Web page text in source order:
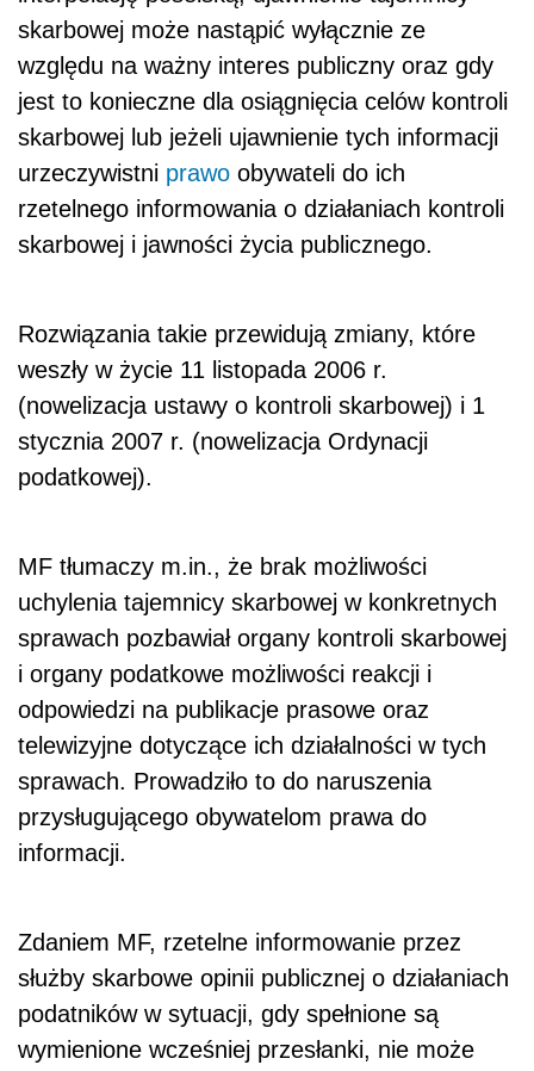
skarbowej może nastąpić wyłącznie ze
względu na ważny interes publiczny oraz gdy
jest to konieczne dla osiągnięcia celów kontroli
skarbowej lub jeżeli ujawnienie tych informacji
urzeczywistni prawo obywateli do ich
rzetelnego informowania o działaniach kontroli
skarbowej i jawności życia publicznego.
Rozwiązania takie przewidują zmiany, które
weszły w życie 11 listopada 2006 r.
(nowelizacja ustawy o kontroli skarbowej) i 1
stycznia 2007 r. (nowelizacja Ordynacji
podatkowej).
MF tłumaczy m.in., że brak możliwości
uchylenia tajemnicy skarbowej w konkretnych
sprawach pozbawiał organy kontroli skarbowej
i organy podatkowe możliwości reakcji i
odpowiedzi na publikacje prasowe oraz
telewizyjne dotyczące ich działalności w tych
sprawach. Prowadziło to do naruszenia
przysługującego obywatelom prawa do
informacji.
Zdaniem MF, rzetelne informowanie przez
służby skarbowe opinii publicznej o działaniach
podatników w sytuacji, gdy spełnione są
wymienione wcześniej przesłanki, nie może